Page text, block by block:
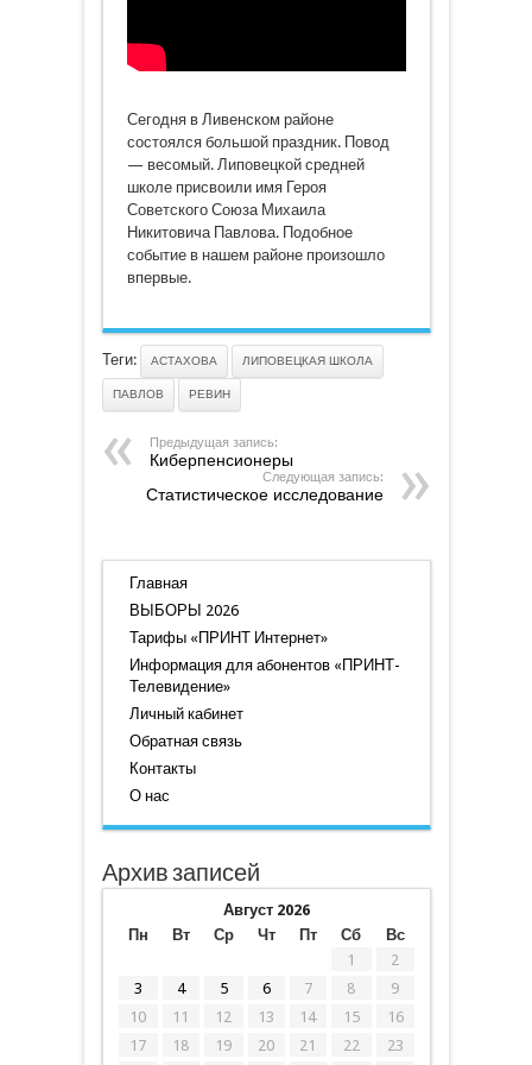
Сегодня в Ливенском районе
состоялся большой праздник. Повод
— весомый. Липовецкой средней
школе присвоили имя Героя
Советского Союза Михаила
Никитовича Павлова. Подобное
событие в нашем районе произошло
впервые.
Теги: АСТАХОВА ЛИПОВЕЦКАЯ ШКОЛА
ПАВЛОВ РЕВИН
Предыдущая запись:
Киберпенсионеры
Следующая запись:
Статистическое исследование
Главная
ВЫБОРЫ 2026
Тарифы «ПРИНТ Интернет»
Информация для абонентов «ПРИНТ-
Телевидение»
Личный кабинет
Обратная связь
Контакты
О нас
Архив записей
Август 2026
Пн
Вт Ср Чт Пт Сб
Вс
1
2
3
4 5 6 7 8
9
10
11 12 13 14 15
16
17
18 19 20 21 22 23